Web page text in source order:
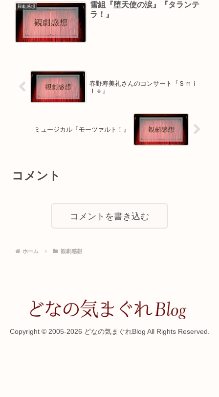
観劇感想
雪組『堕天使の涙』『タランテ
ラ！』
春野寿美礼さんのコンサート『Ｓｍｉ
ｌｅ』
ミュージカル『モーツァルト！』
コメント
コメントを書き込む
ホーム 観劇感想
Copyright © 2005-2026 どなの気まぐれBlog All Rights Reserved.